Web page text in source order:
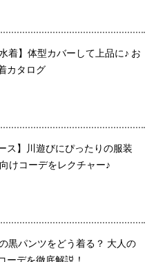
着】体型カバーして上品に♪ お
カタログ
ス】川遊びにぴったりの服装
けコーデをレクチャー♪
黒パンツをどう着る？ 大人の
ーデを徹底解説！